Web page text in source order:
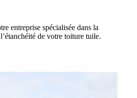
entreprise spécialisée dans la
de votre toiture tuile.